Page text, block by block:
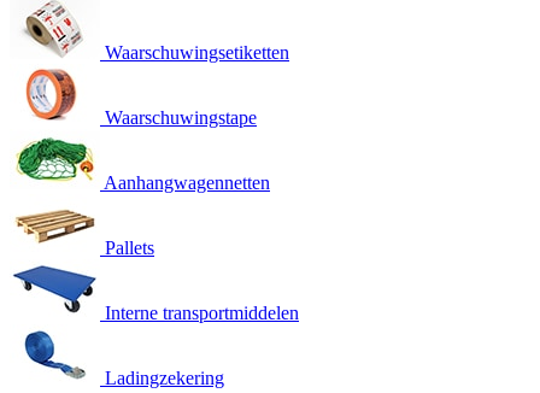
Waarschuwingsetiketten
Waarschuwingstape
Aanhangwagennetten
Pallets
Interne transportmiddelen
Ladingzekering